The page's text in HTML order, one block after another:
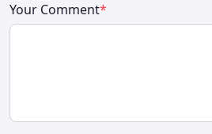
Your Comment*